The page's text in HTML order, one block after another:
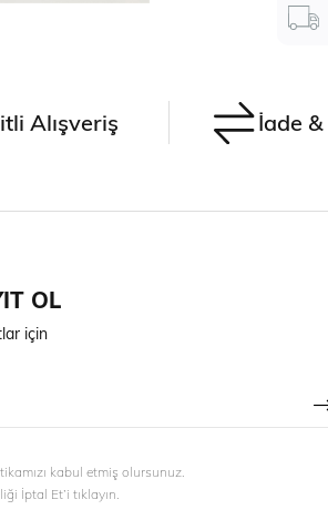
Alışveriş İade
OL
için
kabul etmiş olursunuz.
İptal Et’i tıklayın.